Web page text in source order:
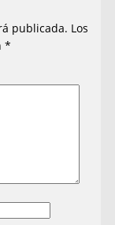
publicada. Los
*